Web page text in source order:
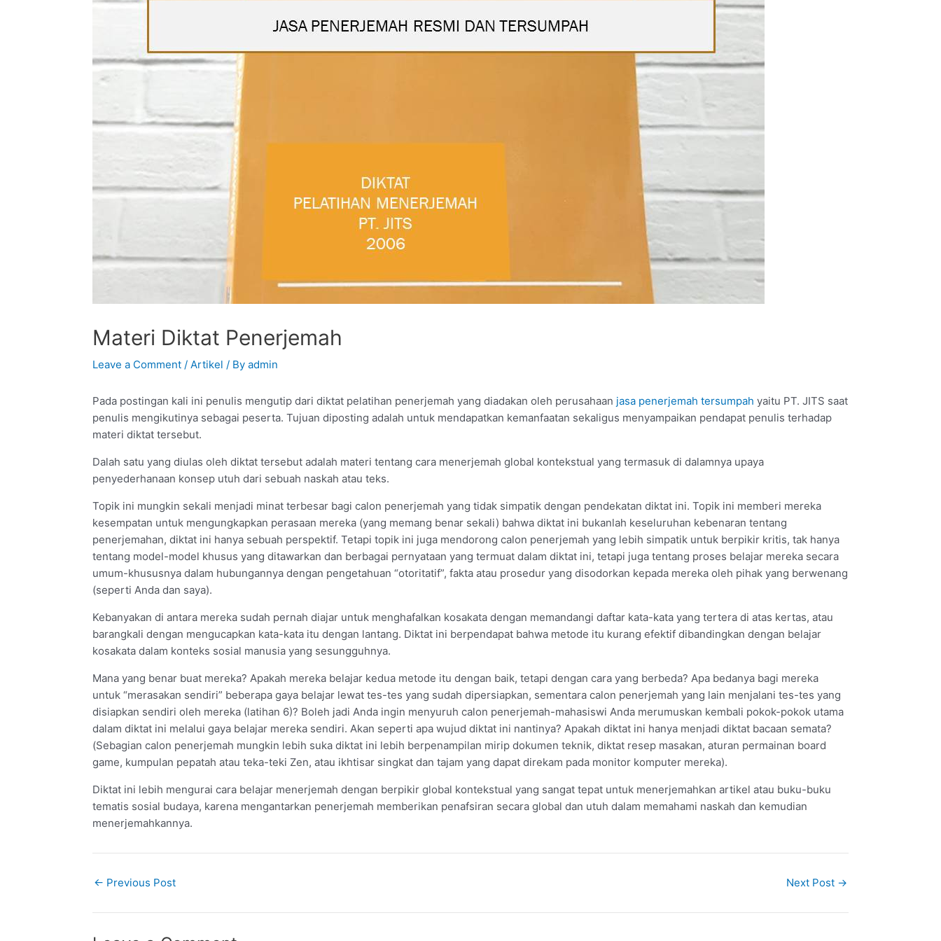
Materi Diktat Penerjemah
Leave a Comment / Artikel / By admin
Pada postingan kali ini penulis mengutip dari diktat pelatihan penerjemah yang diadakan oleh perusahaan jasa penerjemah tersumpah yaitu PT. JITS saat
penulis mengikutinya sebagai peserta. Tujuan diposting adalah untuk mendapatkan kemanfaatan sekaligus menyampaikan pendapat penulis terhadap
materi diktat tersebut.
Dalah satu yang diulas oleh diktat tersebut adalah materi tentang cara menerjemah global kontekstual yang termasuk di dalamnya upaya
penyederhanaan konsep utuh dari sebuah naskah atau teks.
Topik ini mungkin sekali menjadi minat terbesar bagi calon penerjemah yang tidak simpatik dengan pendekatan diktat ini. Topik ini memberi mereka
kesempatan untuk mengungkapkan perasaan mereka (yang memang benar sekali) bahwa diktat ini bukanlah keseluruhan kebenaran tentang
penerjemahan, diktat ini hanya sebuah perspektif. Tetapi topik ini juga mendorong calon penerjemah yang lebih simpatik untuk berpikir kritis, tak hanya
tentang model-model khusus yang ditawarkan dan berbagai pernyataan yang termuat dalam diktat ini, tetapi juga tentang proses belajar mereka secara
umum-khususnya dalam hubungannya dengan pengetahuan “otoritatif”, fakta atau prosedur yang disodorkan kepada mereka oleh pihak yang berwenang
(seperti Anda dan saya).
Kebanyakan di antara mereka sudah pernah diajar untuk menghafalkan kosakata dengan memandangi daftar kata-kata yang tertera di atas kertas, atau
barangkali dengan mengucapkan kata-kata itu dengan lantang. Diktat ini berpendapat bahwa metode itu kurang efektif dibandingkan dengan belajar
kosakata dalam konteks sosial manusia yang sesungguhnya.
Mana yang benar buat mereka? Apakah mereka belajar kedua metode itu dengan baik, tetapi dengan cara yang berbeda? Apa bedanya bagi mereka
untuk “merasakan sendiri” beberapa gaya belajar lewat tes-tes yang sudah dipersiapkan, sementara calon penerjemah yang lain menjalani tes-tes yang
disiapkan sendiri oleh mereka (latihan 6)? Boleh jadi Anda ingin menyuruh calon penerjemah-mahasiswi Anda merumuskan kembali pokok-pokok utama
dalam diktat ini melalui gaya belajar mereka sendiri. Akan seperti apa wujud diktat ini nantinya? Apakah diktat ini hanya menjadi diktat bacaan semata?
(Sebagian calon penerjemah mungkin lebih suka diktat ini lebih berpenampilan mirip dokumen teknik, diktat resep masakan, aturan permainan board
game, kumpulan pepatah atau teka-teki Zen, atau ikhtisar singkat dan tajam yang dapat direkam pada monitor komputer mereka).
Diktat ini lebih mengurai cara belajar menerjemah dengan berpikir global kontekstual yang sangat tepat untuk menerjemahkan artikel atau buku-buku
tematis sosial budaya, karena mengantarkan penerjemah memberikan penafsiran secara global dan utuh dalam memahami naskah dan kemudian
menerjemahkannya.
Post
← Previous Post Next Post →